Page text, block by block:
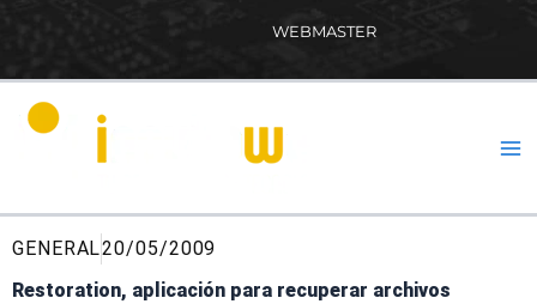
WEBMASTER
GENERAL20/05/2009
Restoration, aplicación para recuperar archivos